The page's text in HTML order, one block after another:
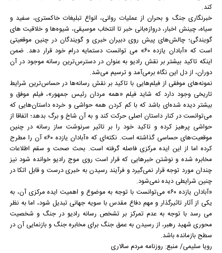
کند.
خبرنگاری جنگ و بحران از عملیات روانی، انواع تبلیغات خاکستری، سفید و
سیاه، چینش اخبار، دروازه‌بانی خبر تا انتخاب موسیقی، شیوه‌ها و خلاقیت های
گویندگی؛ چالش‌های پیش روی دبیران خبری و گویندگان در چنین موقعیتی
است که «آبادان یازده ۶۰» می توانست دستمایه درام خود قرار دهد. ضمن
اینکه تاکید بیشتر بر نقش رادیو به عنوان در دسترس‌ترین رسانه موجود در آن
دوران، از دل این نگاه برمی‌آمد و ترسیم می‌شد.
نمونه‌های موفقی از فیلم‌هایی با تاکید بر نقش رسانه‌ها در حساس‌ترین شرایط
تاریخی وجود دارد که شاید فیلم «همه مردان رئیس جمهور»، فیلم موفق و
بیشتر دیده شده‌ای باشد که با کم کردن همه حواشی و خرده داستان‌هایی که
می‌توانست در کنار داستان اصلی حرکت کند و به آن شاخ و برگ بدهد؛ اتفاقا از
حواشی پرهیز کرده و تاکید خود را بر تاثیر سرنوشت ساز رسانه در چنین
موقعیت‌های حساسی گذاشته است. نکته‌ای که «آبادان یازده ۶۰» آن را مطرح
کرده اما از این ایده مرکزی فاصله گرفته است. بحث صحت و سقم اطلاعات
مخابره شده و نوشتن خبرهایی که قرار است روی موج رادیو خوانده شود نیز
چندان مورد توجه قرار نمی‌گیرد و فرآیند رسیدن به خبری درست و قابل اتکا در
چنین شرایطی دیده نمی‌شود.
«آبادان یازده ۶۰» می‌توانست با توجه به موضوع و اهمیت ایده مرکزی آن، به
یکی از آثار تاثیرگذار و مهم دفاع مقدس با سویه جهانی تبدیل شود، اما به نظر
می رسد با توجه به عدم تمرکز بر تشخص رسانه رادیو در جنگ و شخصیت
محوری شهید رهبر، از رسیدن به عمق جنگ برای مخابره جنگ و بازنمایی آن در
سطح بازمانده باشد.
رویا سلیمی/ منبع: روزنامه مردم سالاری